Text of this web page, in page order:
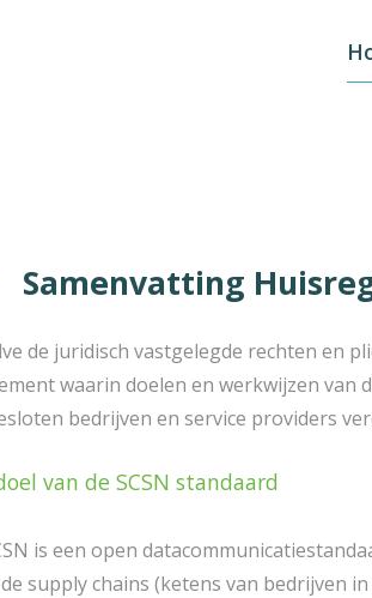
Samenvatting
de juridisch vastgelegde rechten en
waarin doelen en werkwijzen van
bedrijven en service providers
van de SCSN standaard
is een open
supply chains (ketens van bedrijven